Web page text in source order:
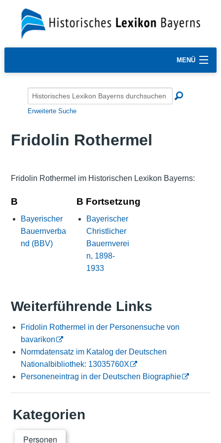
MENÜ
Erweiterte Suche
Fridolin Rothermel
Fridolin Rothermel im Historischen Lexikon Bayerns:
B
Bayerischer
Bauernverba
nd (BBV)
B Fortsetzung
Bayerischer
Christlicher
Bauernverei
n, 1898-
1933
Weiterführende Links
Fridolin Rothermel in der Personensuche von
bavarikon
Normdatensatz im Katalog der Deutschen
Nationalbibliothek: 13035760X
Personeneintrag in der Deutschen Biographie
Kategorien
Personen